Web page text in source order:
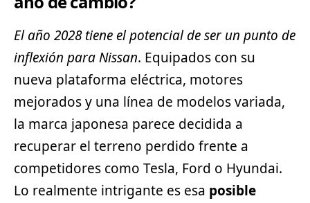
El año 2028 tiene el potencial de ser un punto de
inflexión para Nissan. Equipados con su
nueva plataforma eléctrica, motores
mejorados y una línea de modelos variada,
la marca japonesa parece decidida a
recuperar el terreno perdido frente a
competidores como Tesla, Ford o Hyundai.
Lo realmente intrigante es esa posible